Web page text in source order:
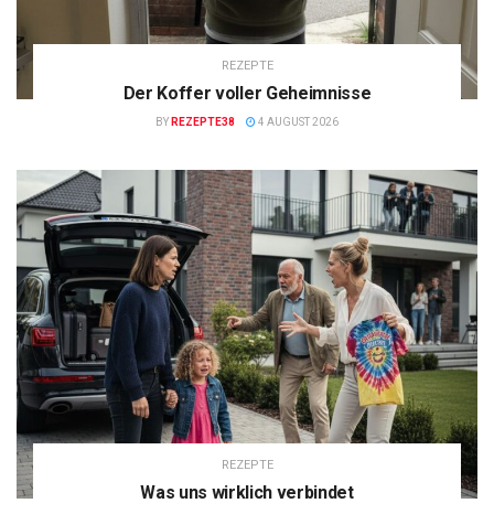
REZEPTE
Der Koffer voller Geheimnisse
BY REZEPTE38 4 AUGUST 2026
REZEPTE
Was uns wirklich verbindet